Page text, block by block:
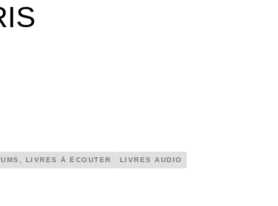
LIVRES À ÉCOUTER LIVRES AUDIO